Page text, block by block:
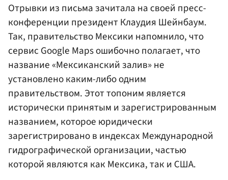
Отрывки из письма зачитала на своей пресс-
конференции президент Клаудия Шейнбаум.
Так, правительство Мексики напомнило, что
сервис Google Maps ошибочно полагает, что
название «Мексиканский залив» не
установлено каким-либо одним
правительством. Этот топоним является
исторически принятым и зарегистрированным
названием, которое юридически
зарегистрировано в индексах Международной
гидрографической организации, частью
которой являются как Мексика, так и США.